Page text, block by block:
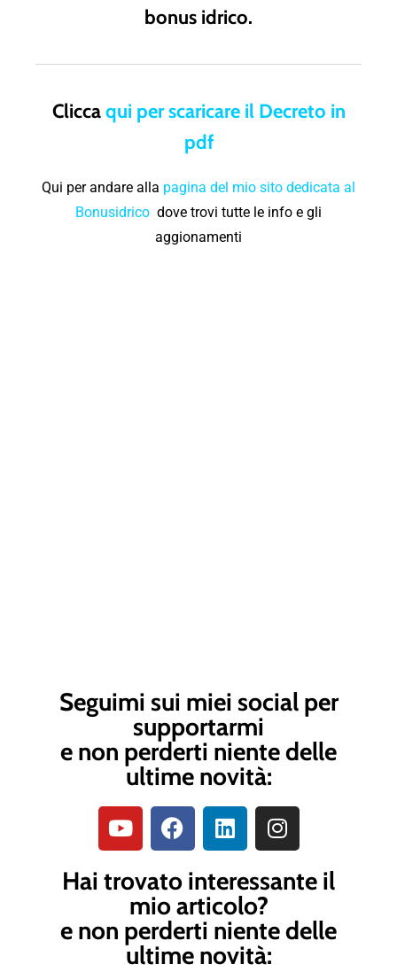
bonus idrico.
Cliccaqui per scaricare il Decreto in
pdf
Qui per andare alla pagina del mio sito dedicata al
Bonusidrico dove trovi tutte le info e gli
aggionamenti
Seguimi sui miei social per
supportarmi
e non perderti niente delle
ultime novità:
Hai trovato interessante il
mio articolo?
e non perderti niente delle
ultime novità: